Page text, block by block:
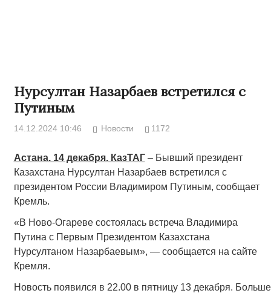
Нурсултан Назарбаев встретился с
Путиным
14.12.2024 10:46 Новости 1172
Астана. 14 декабря. КазТАГ– Бывший президент
Казахстана Нурсултан Назарбаев встретился с
президентом России Владимиром Путиным, сообщает
Кремль.
«В Ново-Огареве состоялась встреча Владимира
Путина с Первым Президентом Казахстана
Нурсултаном Назарбаевым», — сообщается на сайте
Кремля.
Новость появился в 22.00 в пятницу 13 декабря. Больше